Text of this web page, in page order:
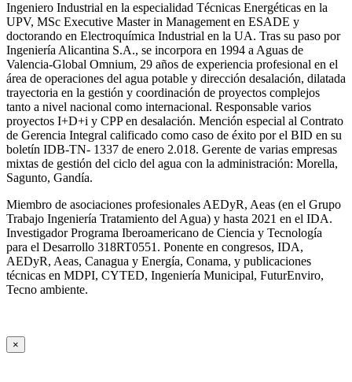
Ingeniero Industrial en la especialidad Técnicas Energéticas en la
UPV, MSc Executive Master in Management en ESADE y
doctorando en Electroquímica Industrial en la UA. Tras su paso por
Ingeniería Alicantina S.A., se incorpora en 1994 a Aguas de
Valencia-Global Omnium, 29 años de experiencia profesional en el
área de operaciones del agua potable y dirección desalación, dilatada
trayectoria en la gestión y coordinación de proyectos complejos
tanto a nivel nacional como internacional. Responsable varios
proyectos I+D+i y CPP en desalación. Mención especial al Contrato
de Gerencia Integral calificado como caso de éxito por el BID en su
boletín IDB-TN- 1337 de enero 2.018. Gerente de varias empresas
mixtas de gestión del ciclo del agua con la administración: Morella,
Sagunto, Gandía.
Miembro de asociaciones profesionales AEDyR, Aeas (en el Grupo
Trabajo Ingeniería Tratamiento del Agua) y hasta 2021 en el IDA.
Investigador Programa Iberoamericano de Ciencia y Tecnología
para el Desarrollo 318RT0551. Ponente en congresos, IDA,
AEDyR, Aeas, Canagua y Energía, Conama, y publicaciones
técnicas en MDPI, CYTED, Ingeniería Municipal, FuturEnviro,
Tecno ambiente.
×